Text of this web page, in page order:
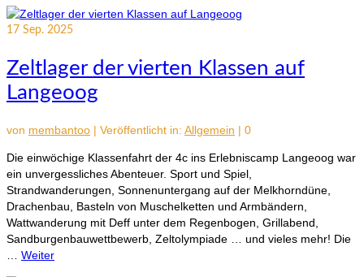
17 Sep. 2025
Zeltlager der vierten Klassen auf
Langeoog
von membantoo | Veröffentlicht in: Allgemein | 0
Die einwöchige Klassenfahrt der 4c ins Erlebniscamp Langeoog war
ein unvergessliches Abenteuer. Sport und Spiel,
Strandwanderungen, Sonnenuntergang auf der Melkhorndüne,
Drachenbau, Basteln von Muschelketten und Armbändern,
Wattwanderung mit Deff unter dem Regenbogen, Grillabend,
Sandburgenbauwettbewerb, Zeltolympiade … und vieles mehr! Die
… Weiter